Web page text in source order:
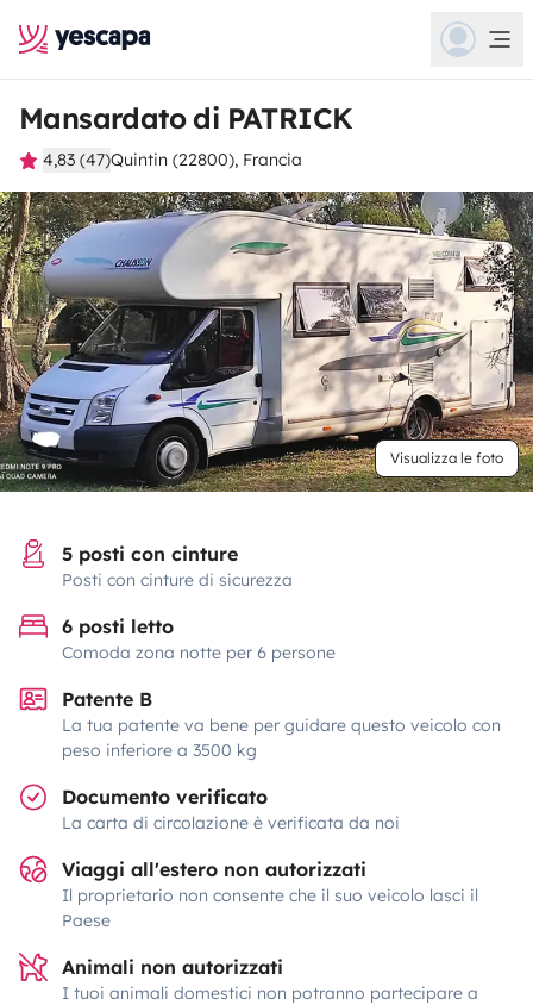
Mansardato di PATRICK
4,83 (47)Quintin (22800), Francia
Visualizza le foto
5 posti con cinture
Posti con cinture di sicurezza
6 posti letto
Comoda zona notte per 6 persone
Patente B
La tua patente va bene per guidare questo veicolo con
peso inferiore a 3500 kg
Documento verificato
La carta di circolazione è verificata da noi
Viaggi all'estero non autorizzati
Il proprietario non consente che il suo veicolo lasci il
Paese
Animali non autorizzati
I tuoi animali domestici non potranno partecipare a